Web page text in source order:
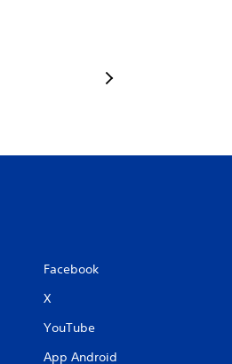
Facebook
X
YouTube
App Android